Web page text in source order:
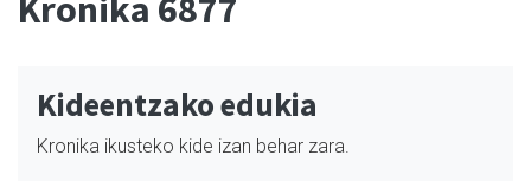
Kronika 6877
Kideentzako edukia
Kronika ikusteko kide izan behar zara.